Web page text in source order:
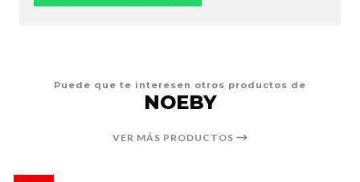
Puede que te interesen otros productos de
NOEBY
VER MÁS PRODUCTOS